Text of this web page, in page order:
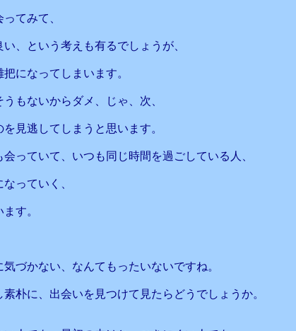
てみて、
、という考えも有るでしょうが、
になってしまいます。
もないからダメ、じゃ、次、
見逃してしまうと思います。
っていて、いつも同じ時間を過ごしている人、
っていく、
す。
づかない、なんてもったいないですね。
朴に、出会いを見つけて見たらどうでしょうか。